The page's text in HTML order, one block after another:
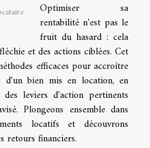
Optimiser sa
rentabilité n'est pas le
fruit du hasard : cela
et des actions ciblées. Cet
efficaces pour accroître
d'un bien mis en location, en
leviers d'action pertinents
Plongeons ensemble dans
locatifs et découvrons
retours financiers.